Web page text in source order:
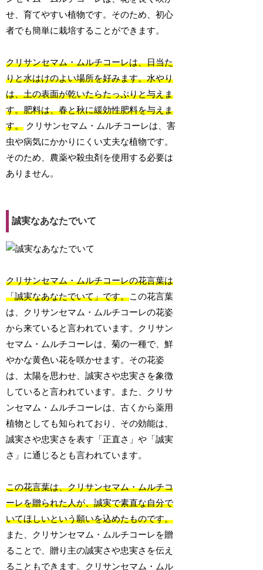
せ、育てやすい植物です。そのため、初心
者でも簡単に栽培することができます。
クリサンセマム・ムルチコーレは、日当た
りと水はけのよい場所を好みます。水やり
は、土の表面が乾いたらたっぷりと与えま
す。肥料は、春と秋に緩効性肥料を与えま
す。 クリサンセマム・ムルチコーレは、害
虫や病気にかかりにくい丈夫な植物です。
そのため、農薬や殺虫剤を使用する必要は
ありません。
誠実なあなたでいて
クリサンセマム・ムルチコーレの花言葉は
「誠実なあなたでいて」です。この花言葉
は、クリサンセマム・ムルチコーレの花姿
から来ていると言われています。クリサン
セマム・ムルチコーレは、菊の一種で、鮮
やかな黄色い花を咲かせます。その花姿
は、太陽を思わせ、誠実さや忠実さを象徴
していると言われています。また、クリサ
ンセマム・ムルチコーレは、古くから薬用
植物としても知られており、その効能は、
誠実さや忠実さを表す「正直さ」や「誠実
さ」に通じるとも言われています。
この花言葉は、クリサンセマム・ムルチコ
ーレを贈られた人が、誠実で素直な自分で
いてほしいという願いを込めたものです。
また、クリサンセマム・ムルチコーレを贈
ることで、贈り主の誠実さや忠実さを伝え
ることもできます。クリサンセマム・ムル